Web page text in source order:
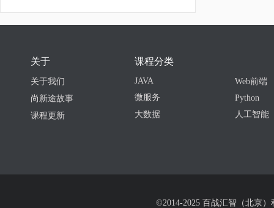
关于
关于我们
尚新途故事
课程更新
课程分类
JAVA
微服务
大数据
Web前端
Python
人工智能
©2014-2025 百战汇智（北京